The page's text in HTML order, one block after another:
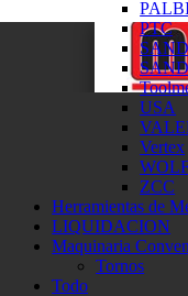
PTC
USA
Vertex
ZCC
Herramientas de
LIQUIDACION
Maquinaria
Tornos
Todo